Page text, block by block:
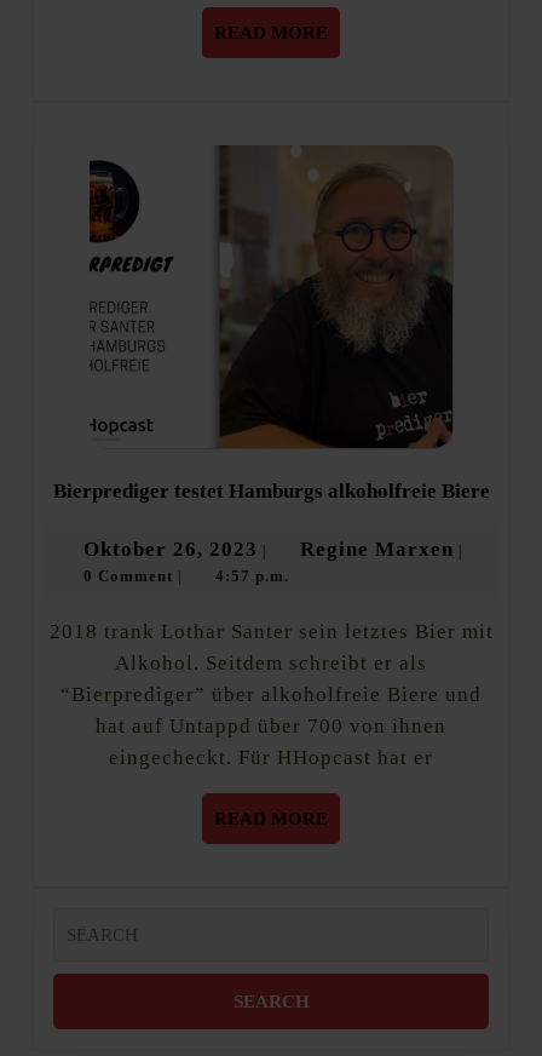
READ MORE
MORE
Bierprediger testet Hamburgs alkoholfreie Biere
Oktober 26, 2023 Oktober
26,
Regine Marxen Regine
0 Comment 4:57 p.m.
2018 trank Lothar Santer sein letztes Bier mit
Alkohol. Seitdem schreibt er als
“Bierprediger” über alkoholfreie Biere und
hat auf Untappd über 700 von ihnen
eingecheckt. Für HHopcast hat er
READ MORE
MORE
for: